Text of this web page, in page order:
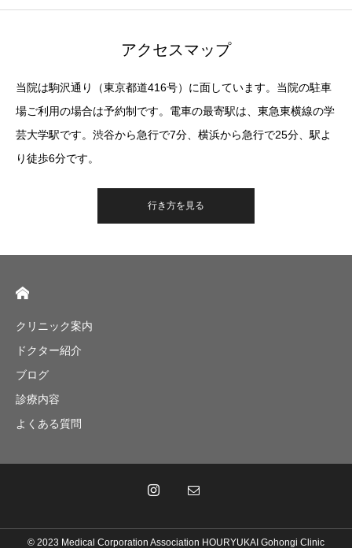
アクセスマップ
当院は駒沢通り（東京都道416号）に面しています。当院の駐車
場ご利用の場合は予約制です。電車の最寄駅は、東急東横線の学
芸大学駅です。渋谷から急行で7分、横浜から急行で25分、駅よ
り徒歩6分です。
行き方を見る
クリニック案内
ドクター紹介
ブログ
診療内容
よくある質問
© 2023 Medical Corporation Association HOURYUKAI Gohongi Clinic